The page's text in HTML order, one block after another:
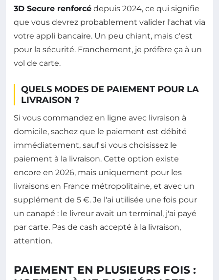
3D Secure renforcé depuis 2024, ce qui signifie
que vous devrez probablement valider l'achat via
votre appli bancaire. Un peu chiant, mais c'est
pour la sécurité. Franchement, je préfère ça à un
vol de carte.
QUELS MODES DE PAIEMENT POUR LA
LIVRAISON ?
Si vous commandez en ligne avec livraison à
domicile, sachez que le paiement est débité
immédiatement, sauf si vous choisissez le
paiement à la livraison. Cette option existe
encore en 2026, mais uniquement pour les
livraisons en France métropolitaine, et avec un
supplément de 5 €. Je l'ai utilisée une fois pour
un canapé : le livreur avait un terminal, j'ai payé
par carte. Pas de cash accepté à la livraison,
attention.
PAIEMENT EN PLUSIEURS FOIS :